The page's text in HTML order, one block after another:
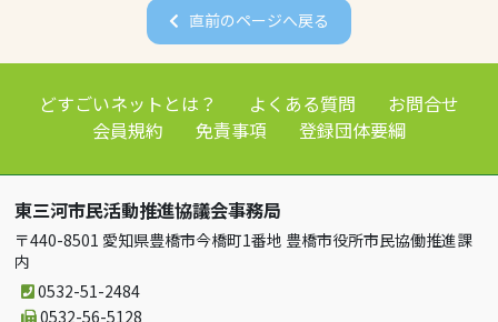
直前のページへ戻る
どすごいネットとは？ よくある質問
お問合せ
会員規約
免責事項 登録団体要綱
東三河市民活動推進協議会事務局
〒440-8501 愛知県豊橋市今橋町1番地 豊橋市役所市民協働推進課
内
0532-51-2484
0532-56-5128